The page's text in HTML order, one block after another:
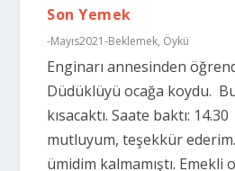
Son Yemek
-Mayıs2021-Beklemek, Öykü
Enginarı annesinden
Düdüklüyü ocağa koydu.
kısacaktı. Saate baktı:
mutluyum, teşekkür
ümidim kalmamıştı. Emekli